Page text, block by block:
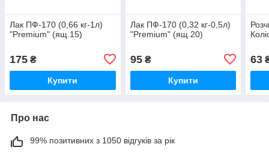
Лак ПФ-170 (0,66 кг-1л)
"Premium" (ящ.15)
175 ₴
Купити
Лак ПФ-170 (0,32 кг-0,5л)
"Premium" (ящ.20)
95₴
Купити
63
Про нас
99% позитивних з 1050 відгуків за рік